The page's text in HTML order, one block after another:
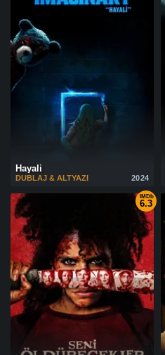
Hayali
2024
DUBLAJ & ALTYAZI
IMDb
6.3